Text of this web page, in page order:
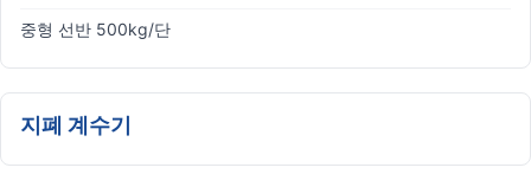
중형 선반 500kg/단
지폐 계수기